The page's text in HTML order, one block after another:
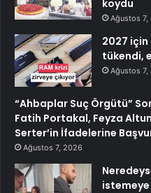
koydu
Ağustos 7,
2027 için
tükendi,
Ağustos 7,
“Ahbaplar Suç Örgütü”
Fatih Portakal, Feyza
Serter’in İfadelerine
Ağustos 7, 2026
istemeye